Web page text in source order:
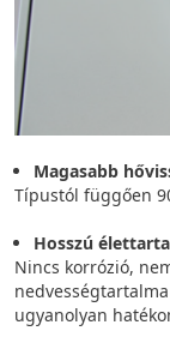
Magasabb
Típustól függően
Hosszú
Nincs korrózió,
ugyanolyan